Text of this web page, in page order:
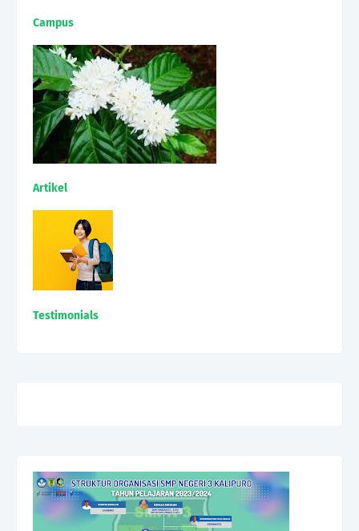
Campus
Artikel
Testimonials